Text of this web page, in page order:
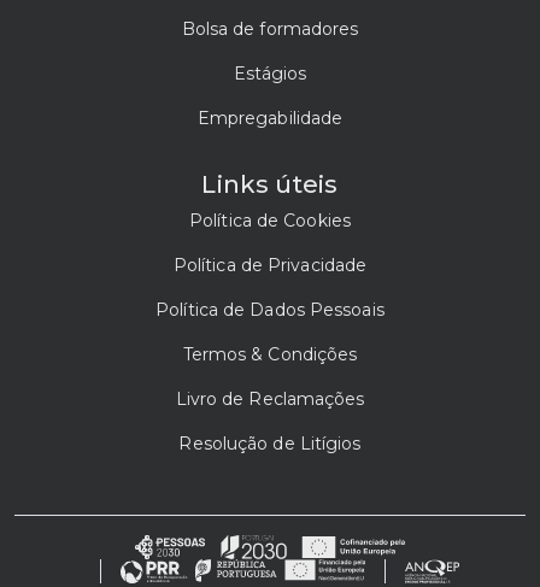
Bolsa de formadores
Estágios
Empregabilidade
Links úteis
Política de Cookies
Política de Privacidade
Política de Dados Pessoais
Termos & Condições
Livro de Reclamações
Resolução de Litígios